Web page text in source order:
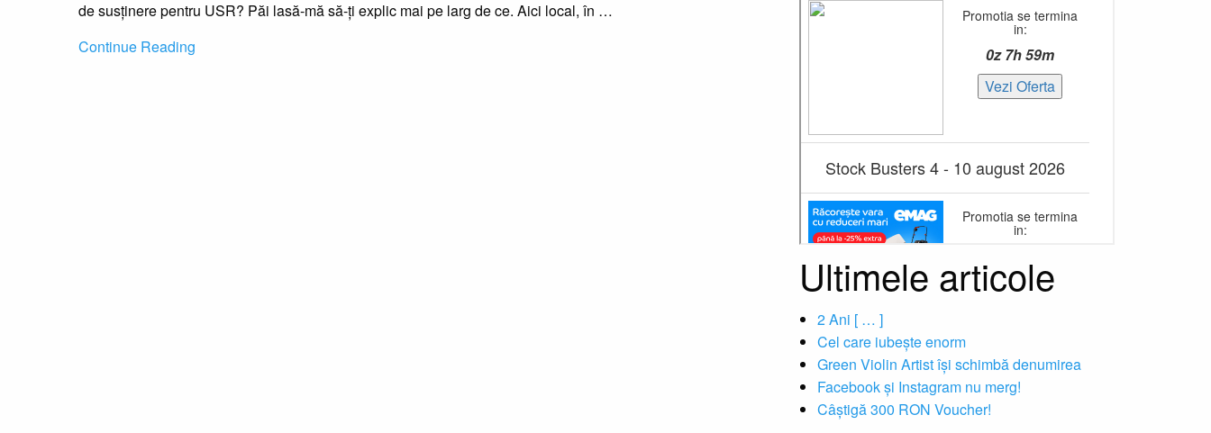
de susținere pentru USR? Păi lasă-mă să-ți explic mai pe larg de ce. Aici local, în …
Continue Reading
Ultimele articole
2 Ani [ … ]
Cel care iubește enorm
Green Violin Artist își schimbă denumirea
Facebook și Instagram nu merg!
Câștigă 300 RON Voucher!